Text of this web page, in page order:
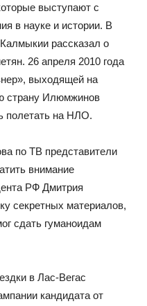
выступают с
в науке и истории. В
рассказал о
26 апреля 2010 года
выходящей на
страну Илюмжинов
полетать на НЛО.
по ТВ представители
внимание
РФ Дмитрия
секретных материалов,
сдать гуманоидам
в Лас-Вегас
кандидата от